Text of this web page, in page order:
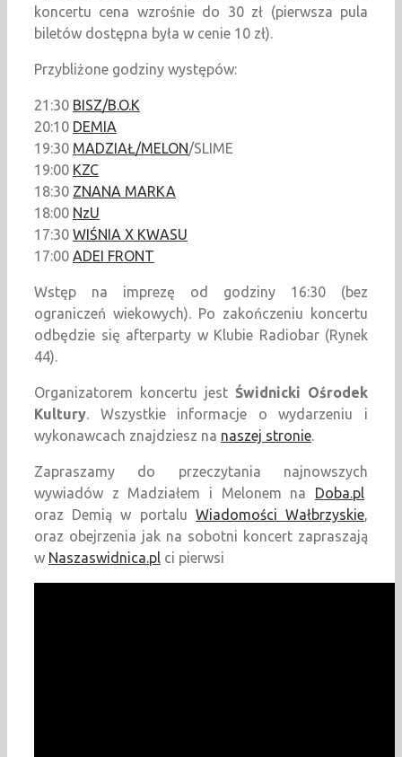
koncertu cena wzrośnie do 30 zł (pierwsza pula
biletów dostępna była w cenie 10 zł).
Przybliżone godziny występów:
21:30 BISZ/B.O.K
20:10 DEMIA
19:30 MADZIAŁ/MELON/SLIME
19:00 KZC
18:30 ZNANA MARKA
18:00 NzU
17:30 WIŚNIA X KWASU
17:00 ADEI FRONT
Wstęp na imprezę od godziny 16:30 (bez
ograniczeń wiekowych). Po zakończeniu koncertu
odbędzie się afterparty w Klubie Radiobar (Rynek
44).
Organizatorem koncertu jest Świdnicki Ośrodek
Kultury. Wszystkie informacje o wydarzeniu i
wykonawcach znajdziesz na naszej stronie.
Zapraszamy do przeczytania najnowszych
wywiadów z Madziałem i Melonem na Doba.pl
oraz Demią w portalu Wiadomości Wałbrzyskie,
oraz obejrzenia jak na sobotni koncert zapraszają
w Naszaswidnica.pl ci pierwsi